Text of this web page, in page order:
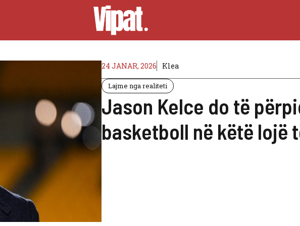
24 JANAR, 2026 Klea
Lajme nga realiteti
Jason Kelce do të
basketboll në këtë lojë